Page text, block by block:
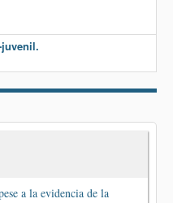
a la evidencia de la